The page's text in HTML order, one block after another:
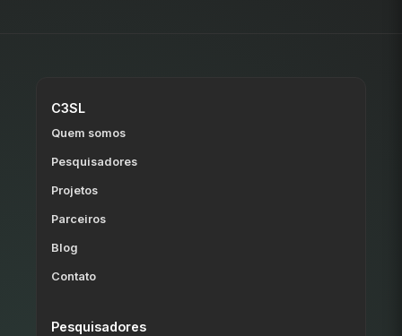
C3SL
Quem somos
Pesquisadores
Projetos
Parceiros
Blog
Contato
Pesquisadores